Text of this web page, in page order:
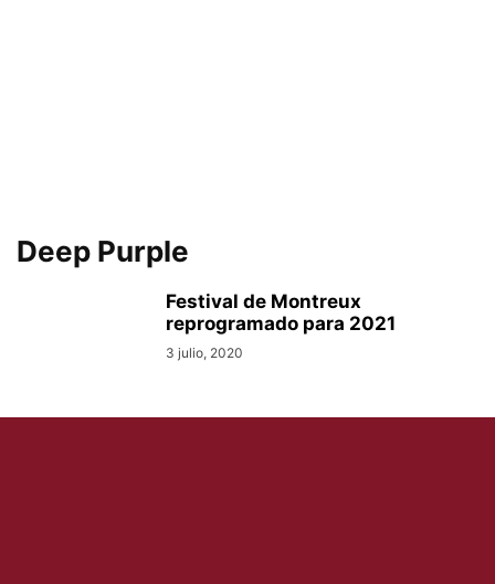
Deep Purple
Festival de Montreux
reprogramado para 2021
3 julio, 2020